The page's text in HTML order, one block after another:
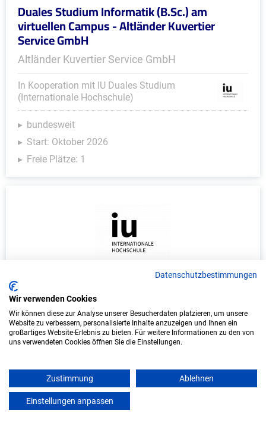
Duales Studium Informatik (B.Sc.) am
virtuellen Campus - Altländer Kuvertier
Service GmbH
Altländer Kuvertier Service GmbH
In Kooperation mit IU Duales Studium
(Internationale Hochschule)
bundesweit
Start: Oktober 2026
Freie Plätze: 1
Duales Studium Informatik (B.Sc.) am
virtuellen Campus - Vereinigte
Hagelversicherung VVaG
Vereinigte Hagelversicherung VVaG
In Kooperation mit IU Duales Studium (Internationale
Hochschule)
bundesweit
Datenschutzbestimmungen
Wir verwenden Cookies
Wir können diese zur Analyse unserer Besucherdaten platzieren, um unsere
Website zu verbessern, personalisierte Inhalte anzuzeigen und Ihnen ein
großartiges Website-Erlebnis zu bieten. Für weitere Informationen zu den von
uns verwendeten Cookies öffnen Sie die Einstellungen.
Zustimmung Ablehnen
Einstellungen anpassen